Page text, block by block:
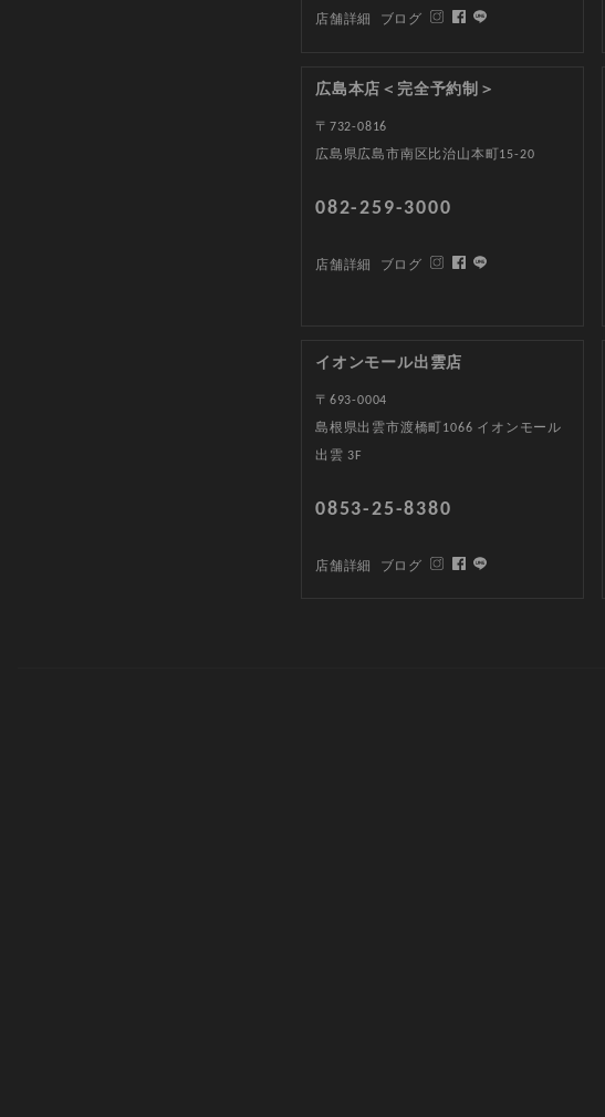
店舗詳細 ブログ
広島本店＜完全予約制＞
〒732-0816
広島県広島市南区比治山本町15-20
082-259-3000
店舗詳細 ブログ
イオンモール出雲店
〒693-0004
島根県出雲市渡橋町1066 イオンモール
出雲 3F
0853-25-8380
店舗詳細 ブログ